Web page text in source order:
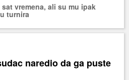
vremena, ali su mu ipak
turnira
naredio da ga puste